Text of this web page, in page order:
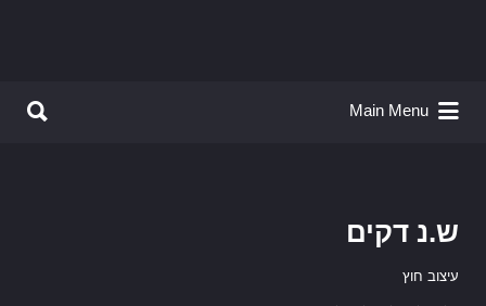
Main Menu
ש.נ דקים
עיצוב חוץ